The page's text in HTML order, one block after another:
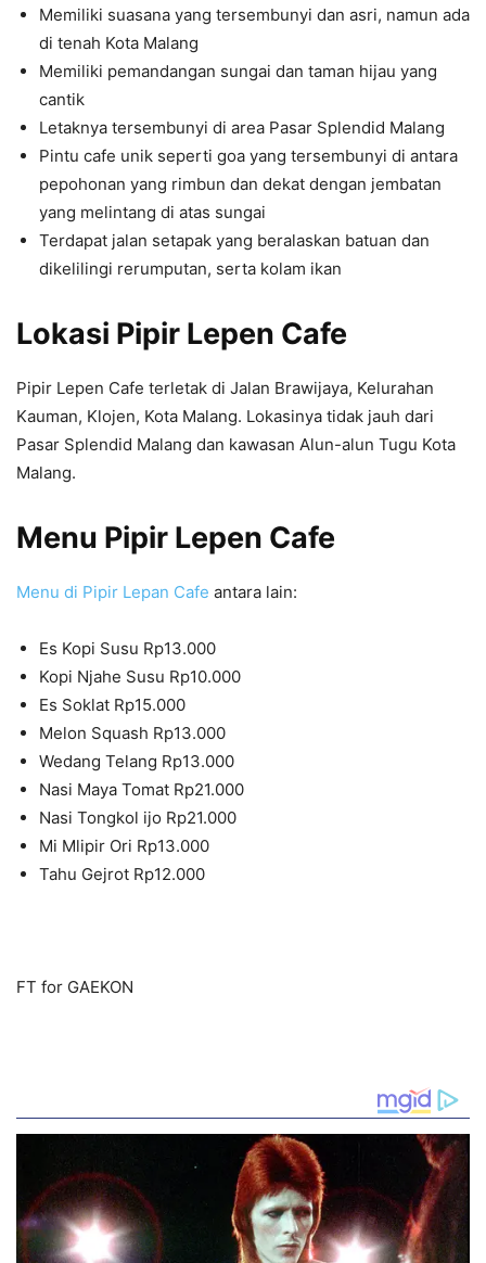
Memiliki suasana yang tersembunyi dan asri, namun ada
di tenah Kota Malang
Memiliki pemandangan sungai dan taman hijau yang
cantik
Letaknya tersembunyi di area Pasar Splendid Malang
Pintu cafe unik seperti goa yang tersembunyi di antara
pepohonan yang rimbun dan dekat dengan jembatan
yang melintang di atas sungai
Terdapat jalan setapak yang beralaskan batuan dan
dikelilingi rerumputan, serta kolam ikan
Lokasi Pipir Lepen Cafe
Pipir Lepen Cafe terletak di Jalan Brawijaya, Kelurahan
Kauman, Klojen, Kota Malang. Lokasinya tidak jauh dari
Pasar Splendid Malang dan kawasan Alun-alun Tugu Kota
Malang.
Menu Pipir Lepen Cafe
Menu di Pipir Lepan Cafe antara lain:
Es Kopi Susu Rp13.000
Kopi Njahe Susu Rp10.000
Es Soklat Rp15.000
Melon Squash Rp13.000
Wedang Telang Rp13.000
Nasi Maya Tomat Rp21.000
Nasi Tongkol ijo Rp21.000
Mi Mlipir Ori Rp13.000
Tahu Gejrot Rp12.000
FT for GAEKON